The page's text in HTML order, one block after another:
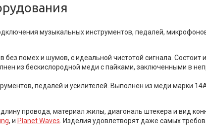
музыкальных инструментов, педалей,
помех и шумов, с идеальной чистотой сигнала. Состоит
из бескислородной меди с пайками, заключенными в
педалей и усилителей. Выполнен из меди марки
провода, материал жилы, диагональ штекера и вид
, и Planet Waves . Изделия удовлетворят даже самых